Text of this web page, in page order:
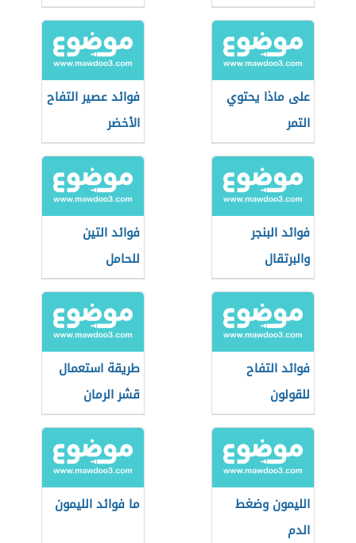
على ماذا يحتوي
التمر
فوائد عصير التفاح
الأخضر
فوائد البنجر
والبرتقال
فوائد التين
للحامل
فوائد التفاح
للقولون
طريقة استعمال
قشر الرمان
الليمون وضغط
الدم
ما فوائد الليمون